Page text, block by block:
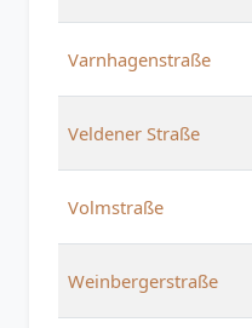
Varnhagenstraße
Veldener Straße
Volmstraße
Weinbergerstraße